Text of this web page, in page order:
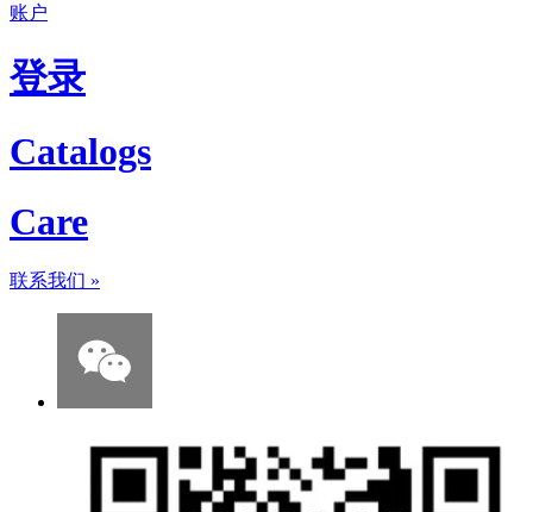
账户
登录
Catalogs
Care
联系我们 »